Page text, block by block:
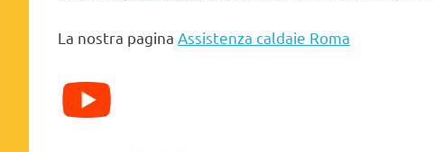
La nostra pagina Assistenza caldaie Roma